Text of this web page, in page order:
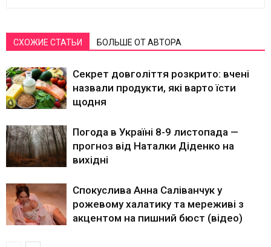
СХОЖИЕ СТАТЬИ БОЛЬШЕ ОТ АВТОРА
Секрет довголіття розкрито: вчені
назвали продукти, які варто їсти
щодня
Погода в Україні 8-9 листопада —
прогноз від Наталки Діденко на
вихідні
Спокуслива Анна Саліванчук у
рожевому халатику та мереживі з
акцентом на пишний бюст (відео)